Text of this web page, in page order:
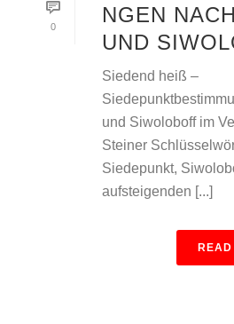
0
NGEN
UND
Siedend heiß –
und Siwoloboff im
Steiner
Siedepunkt,
aufsteigenden [...]
READ